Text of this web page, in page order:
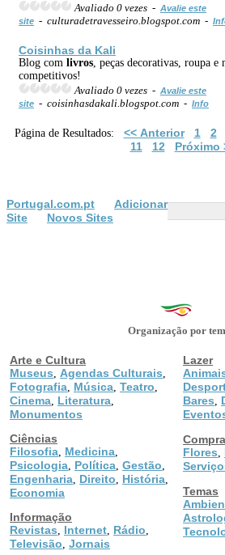
Avaliado 0 vezes - Avalie este
site - culturadetravesseiro.blogspot.com -
Coisinhas da Kali
Blog com livros , peças decorativas, roupa
competitivos!
Avaliado 0 vezes - Avalie este
site - coisinhasdakali.blogspot.com - Info
Página de Resultados: << Anterior 1 2
11
12 Próximo
Portugal.com.pt
Adicionar
Site
Novos Sites
Organização por
Arte e Cultura
Museus
Agendas Culturais
Fotografia Música Teatro
Cinema Literatura
Monumentos
Ciências
Filosofia Medicina
Psicologia Política Gestão
Engenharia Direito História
Economia
Informação
Revistas
Internet Rádio
Televisão Jornais
Lazer
Bares
Flores
Temas